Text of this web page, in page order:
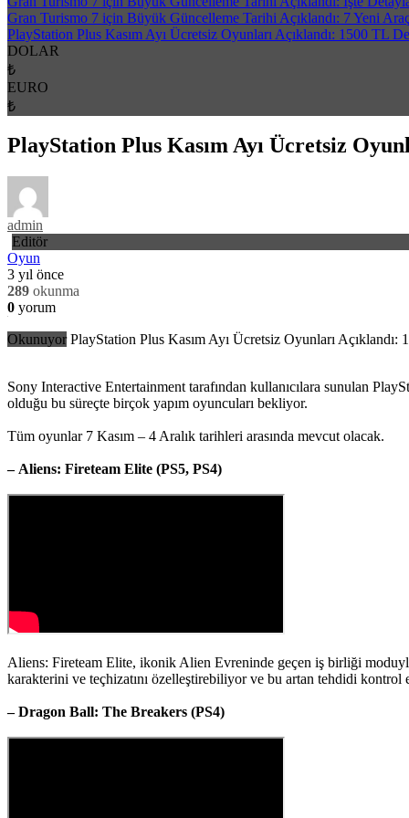
Gran Turismo 7 için Büyük Güncelleme Tarihi Açıklandı: 7 Yeni
PlayStation Plus Kasım Ayı Ücretsiz Oyunları Açıklandı: 1500 TL
DOLAR
₺
EURO
₺
PlayStation Plus Kasım Ayı Ücretsiz
admin
Editör
Oyun
3 yıl önce
289 okunma
0 yorum
OkunuyorPlayStation Plus Kasım Ayı Ücretsiz Oyunları Açıklandı:
Sony Interactive Entertainment tarafından kullanıcılara sunulan
olduğu bu süreçte birçok yapım oyuncuları bekliyor.
Tüm oyunlar 7 Kasım – 4 Aralık tarihleri arasında mevcut olacak.
– Aliens: Fireteam Elite (PS5, PS4)
Aliens: Fireteam Elite, ikonik Alien Evreninde geçen iş birliği
karakterini ve teçhizatını özelleştirebiliyor ve bu artan tehdidi kontrol
– Dragon Ball: The Breakers (PS4)